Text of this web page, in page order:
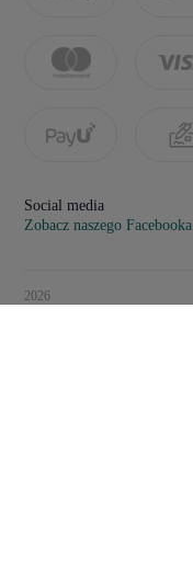
Social media
Zobacz naszego Facebooka
2026